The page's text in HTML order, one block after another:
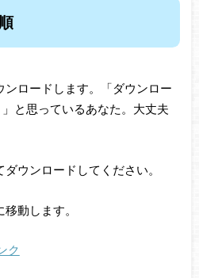
ンロードします。「ダウンロー
と思っているあなた。大丈夫
ウンロードしてください。
動します。
ク